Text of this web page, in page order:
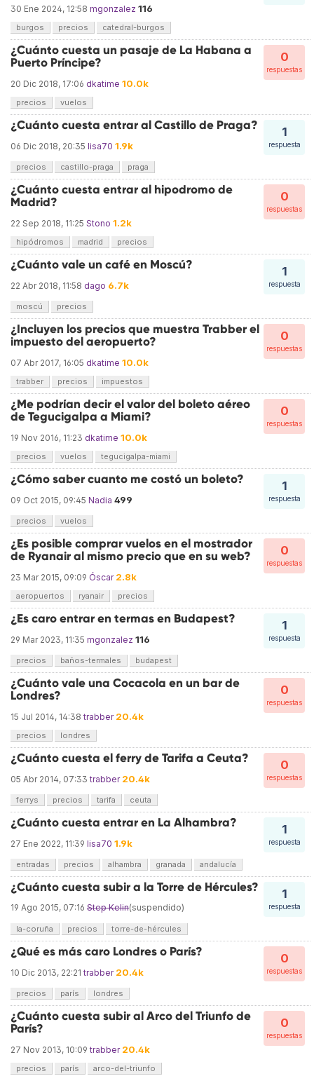
30 Ene 2024, 12:58 mgonzalez 116
burgos precios catedral-burgos
0
respuestas
¿Cuánto cuesta un pasaje de La Habana a
Puerto Príncipe?
20 Dic 2018, 17:06 dkatime 10.0k
precios vuelos
1
respuesta
¿Cuánto cuesta entrar al Castillo de Praga?
06 Dic 2018, 20:35 lisa70 1.9k
precios castillo-praga praga
0
respuestas
¿Cuánto cuesta entrar al hipodromo de
Madrid?
22 Sep 2018, 11:25 Stono 1.2k
hipódromos madrid precios
1
respuesta
¿Cuánto vale un café en Moscú?
22 Abr 2018, 11:58 dago 6.7k
moscú precios
0
respuestas
¿Incluyen los precios que muestra Trabber el
impuesto del aeropuerto?
07 Abr 2017, 16:05 dkatime 10.0k
trabber precios impuestos
0
respuestas
¿Me podrían decir el valor del boleto aéreo
de Tegucigalpa a Miami?
19 Nov 2016, 11:23 dkatime 10.0k
precios vuelos tegucigalpa-miami
1
respuesta
¿Cómo saber cuanto me costó un boleto?
09 Oct 2015, 09:45 Nadia 499
precios vuelos
0
respuestas
¿Es posible comprar vuelos en el mostrador
de Ryanair al mismo precio que en su web?
23 Mar 2015, 09:09 Óscar 2.8k
aeropuertos ryanair precios
1
respuesta
¿Es caro entrar en termas en Budapest?
29 Mar 2023, 11:35 mgonzalez 116
precios baños-termales budapest
0
respuestas
¿Cuánto vale una Cocacola en un bar de
Londres?
15 Jul 2014, 14:38 trabber 20.4k
precios londres
0
respuestas
¿Cuánto cuesta el ferry de Tarifa a Ceuta?
05 Abr 2014, 07:33 trabber 20.4k
ferrys precios tarifa ceuta
1
respuesta
¿Cuánto cuesta entrar en La Alhambra?
27 Ene 2022, 11:39 lisa70 1.9k
entradas precios alhambra granada andalucía
1
respuesta
¿Cuánto cuesta subir a la Torre de Hércules?
19 Ago 2015, 07:16 Step Kelin(suspendido)
la-coruña precios torre-de-hércules
0
respuestas
¿Qué es más caro Londres o París?
10 Dic 2013, 22:21 trabber 20.4k
precios parís londres
0
respuestas
¿Cuánto cuesta subir al Arco del Triunfo de
París?
27 Nov 2013, 10:09 trabber 20.4k
precios parís arco-del-triunfo